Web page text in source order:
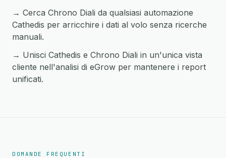
→ Cerca Chrono Diali da qualsiasi automazione
Cathedis per arricchire i dati al volo senza ricerche
manuali.
→ Unisci Cathedis e Chrono Diali in un'unica vista
cliente nell'analisi di eGrow per mantenere i report
unificati.
DOMANDE FREQUENTI